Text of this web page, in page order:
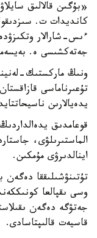
«بۇگىن قالالىق
كانديدات ت.
ءىس-شارالار
جەتەكشىسى ە.
ونىڭ ماركستىك-
تۇعىرناماسى
يدەيالارىن
قوعامدىق
الماستىرىلۋى،
اينالدىرۋى مۇمكىن.
تۇتىنۋشىلىققا
وسى ىقپالعا
جەتۋگە دەگەن
قاسيەت قالىپتاسادى.